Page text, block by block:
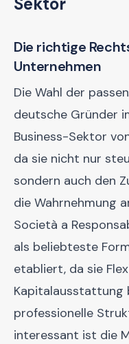
Die richtige
Unternehmen
Die Wahl der
deutsche Gründer
Business-Sektor
da sie nicht nur
sondern auch den
die Wahrnehmung
Società a
als beliebteste
etabliert, da sie
Kapitalausstattung
professionelle
interessant ist die